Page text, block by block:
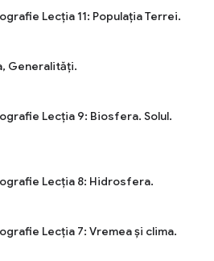
Lecția 11: Populația Terrei.
Generalități.
Lecția 9: Biosfera. Solul.
Lecția 8: Hidrosfera.
Lecția 7: Vremea și clima.